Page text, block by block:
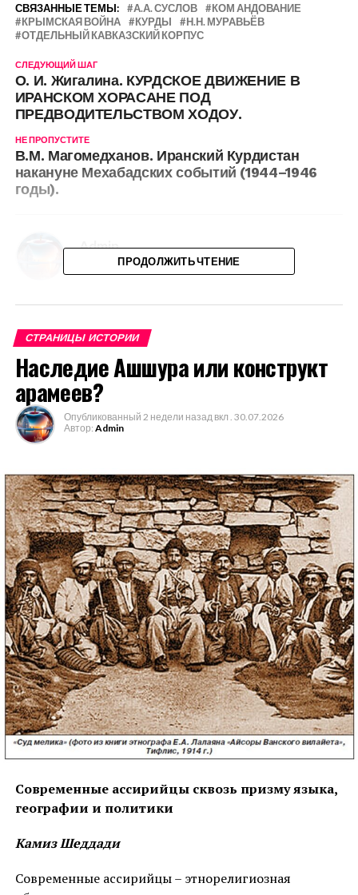
СВЯЗАННЫЕ ТЕМЫ: А.А. СУСЛОВ
КОМ АНДОВАНИЕ
КРЫМСКАЯ ВОЙНА
КУРДЫ
Н.Н. МУРАВЬЁВ
ОТДЕЛЬНЫЙ КАВКАЗСКИЙ КОРПУС
СЛЕДУЮЩИЙ ШАГ
О. И. Жигалина. КУРДСКОЕ ДВИЖЕНИЕ В
ИРАНСКОМ ХОРАСАНЕ ПОД
ПРЕДВОДИТЕЛЬСТВОМ ХОДОУ.
НЕ ПРОПУСТИТЕ
В.М. Магомедханов. Иранский Курдистан
накануне Мехабадских событий (1944–1946
годы).
Admin
ПРОДОЛЖИТЬ ЧТЕНИЕ
ВАМ МОЖЕТ ПОНРАВИТЬСЯ
Проблемные вопросы курдской
Солнце грязью не замараешь.
С ДНЕМ РОССИИ!!!
Курдистан и курды — Лахути / 1923
Золотой голос Курдистана
Поладян А. П. Курды в VII-X веках
по арабским источникам.
НАЖМИТЕ, ЧТОБЫ ПРОКОММЕНТИРОВАТЬ
СТРАНИЦЫ ИСТОРИИ
Наследие Ашшура или конструкт
арамеев?
Опубликованный 2 недели назад вкл . 30.07.2026
Автор: Admin
Современные ассирийцы сквозь призму языка,
географии и политики
Камиз Шеддади
Современные ассирийцы – этнорелигиозная